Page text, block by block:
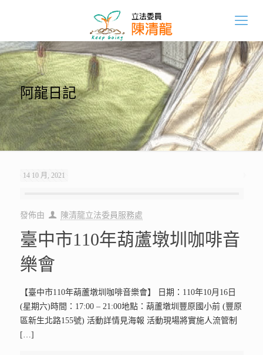
阿龍日記
14 10 月, 2021
發佈由 陳清龍立法委員服務處
臺中市110年葫蘆墩圳咖啡音
樂會
【臺中市110年葫蘆墩圳咖啡音樂會】 日期：110年10月16日
(星期六)時間：17:00 – 21:00地點：葫蘆墩圳豐原國小前 (豐原
區新生北路155號) 活動詳情見海報 活動現場將實施人流管制
[…]